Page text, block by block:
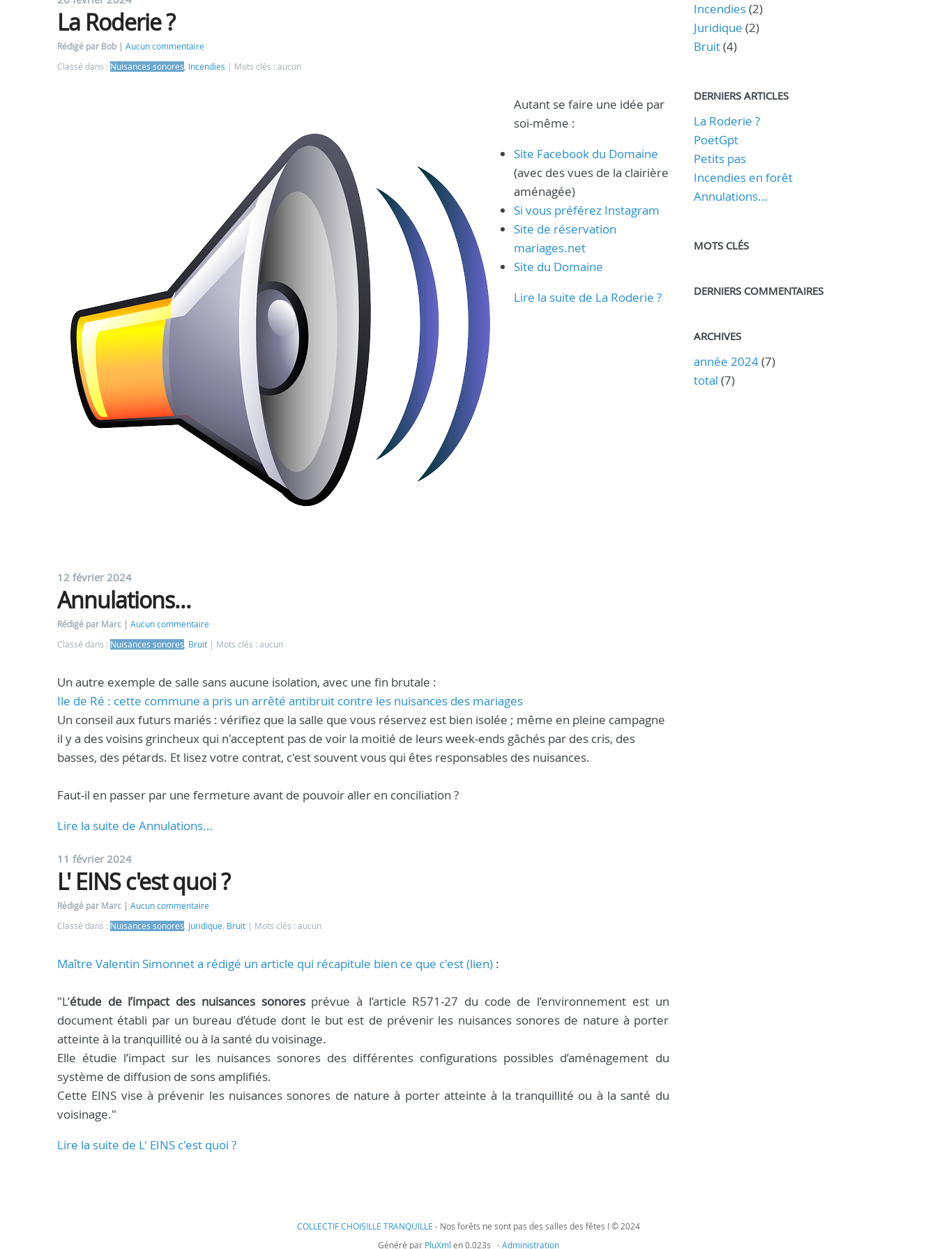
La Roderie ?
Rédigé par Bob
Aucun commentaire
Classé dans : Nuisances sonores, Incendies Mots clés : aucun
Autant se faire une idée par
soi-même :
Site Facebook du Domaine
(avec des vues de la clairière
aménagée)
Si vous préférez Instagram
Site de réservation
mariages.net
Site du Domaine
Lire la suite de La Roderie ?
12 février 2024
Annulations...
Rédigé par Marc
Aucun commentaire
Classé dans : Nuisances sonores, Bruit Mots clés : aucun
Un autre exemple de salle sans aucune isolation, avec une fin brutale :
Ile de Ré : cette commune a pris un arrêté antibruit contre les nuisances des mariages
Un conseil aux futurs mariés : vérifiez que la salle que vous réservez est bien isolée ; même en pleine campagne
il y a des voisins grincheux qui n'acceptent pas de voir la moitié de leurs week-ends gâchés par des cris, des
basses, des pétards. Et lisez votre contrat, c'est souvent vous qui êtes responsables des nuisances.
Faut-il en passer par une fermeture avant de pouvoir aller en conciliation ?
Lire la suite de Annulations...
11 février 2024
L' EINS c'est quoi ?
Rédigé par Marc
Aucun commentaire
Classé dans : Nuisances sonores, Juridique, Bruit Mots clés : aucun
Maître Valentin Simonnet a rédigé un article qui récapitule bien ce que c'est (lien) :
"L’étude de l’impact des nuisances sonoresprévue à l’article R571-27 du code de l’environnement est un
document établi par un bureau d’étude dont le but est de prévenir les nuisances sonores de nature à porter
atteinte à la tranquillité ou à la santé du voisinage.
Elle étudie l’impact sur les nuisances sonores des différentes configurations possibles d’aménagement du
système de diffusion de sons amplifiés.
Cette EINS vise à prévenir les nuisances sonores de nature à porter atteinte à la tranquillité ou à la santé du
voisinage."
Lire la suite de L' EINS c'est quoi ?
Incendies(2)
Juridique (2)
Bruit(4)
DERNIERS ARTICLES
La Roderie ?
PoëtGpt
Petits pas
Incendies en forêt
Annulations...
MOTS CLÉS
DERNIERS COMMENTAIRES
ARCHIVES
année 2024(7)
total (7)
COLLECTIF CHOISILLE TRANQUILLE - Nos forêts ne sont pas des salles des fêtes ! © 2024
Généré par PluXml en 0.023s -Administration